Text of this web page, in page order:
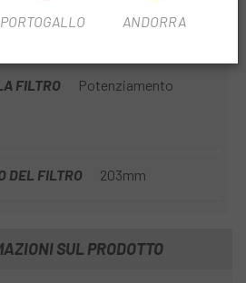
Cablaggio
FILTRO
Potenziamento
DEL FILTRO 203mm
SUL PRODOTTO
PORTOGALLO ANDORRA